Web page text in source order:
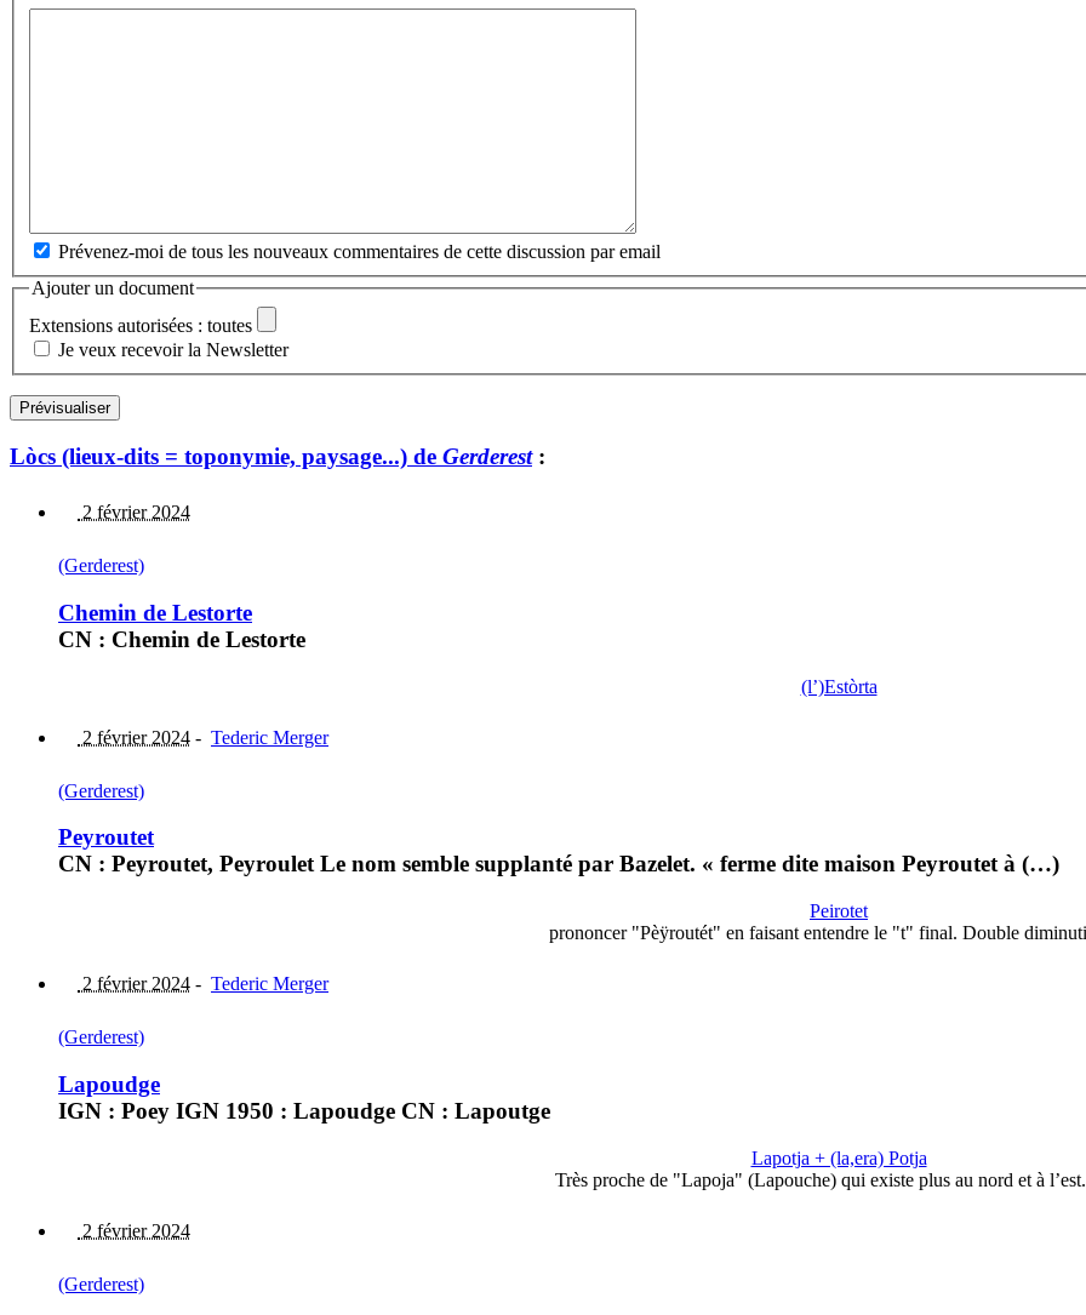
Prévenez-moi de tous les nouveaux commentaires de cette discussion par email
Ajouter un document
Extensions autorisées : toutes
Je veux recevoir la Newsletter
Lòcs (lieux-dits = toponymie, paysage...) de Gerderest:
2 février 2024
(Gerderest)
Chemin de Lestorte
CN : Chemin de Lestorte
(l’)Estòrta
2 février 2024 - Tederic Merger
(Gerderest)
Peyroutet
CN : Peyroutet, Peyroulet Le nom semble supplanté par Bazelet. « ferme dite maison Peyroutet à (…)
Peirotet
prononcer "Pèÿroutét" en faisant entendre le "t" final. Double
2 février 2024 - Tederic Merger
(Gerderest)
Lapoudge
IGN : Poey IGN 1950 : Lapoudge CN : Lapoutge
Lapotja + (la,era) Potja
Très proche de "Lapoja" (Lapouche) qui existe plus au nord et à
2 février 2024
(Gerderest)